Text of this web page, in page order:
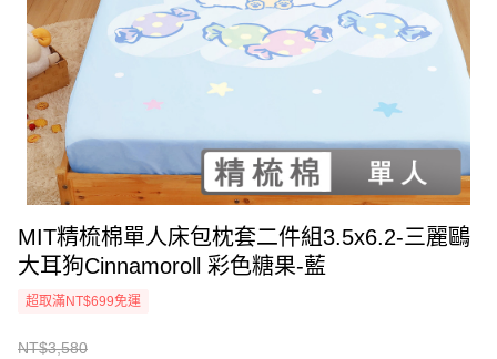
MIT精梳棉單人床包枕套二件組3.5x6.2-三麗鷗
大耳狗Cinnamoroll 彩色糖果-藍
超取滿NT$699免運
NT$3,580